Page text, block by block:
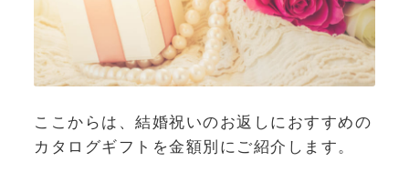
ここからは、結婚祝いのお返しにおすすめの
カタログギフトを金額別にご紹介します。